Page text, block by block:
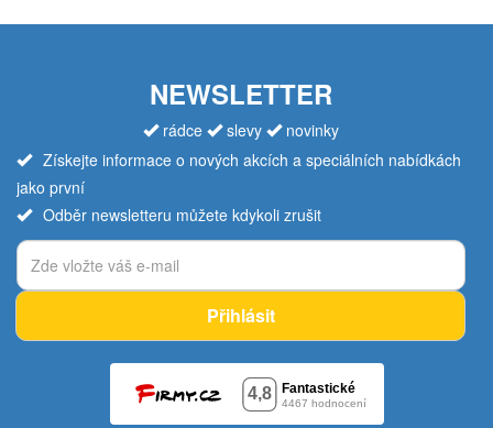
NEWSLETTER
rádce slevy
novinky
Získejte informace o nových akcích a speciálních nabídkách
jako první
Odběr newsletteru můžete kdykoli zrušit
Přihlásit